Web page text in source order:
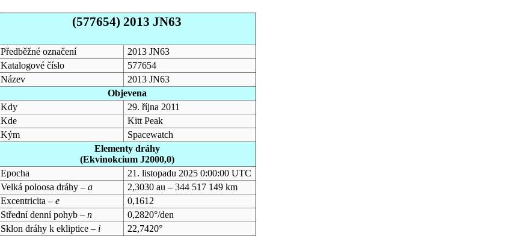
(577654) 2013 JN63
Předběžné označení
2013 JN63
Katalogové číslo
577654
Název
2013 JN63
Objevena
Kdy
29. října 2011
Kde
Kitt Peak
Kým
Spacewatch
Elementy dráhy
(Ekvinokcium J2000,0)
Epocha
21. listopadu 2025 0:00:00 UTC
Velká poloosa dráhy – a
2,3030 au – 344 517 149 km
Excentricita – e
0,1612
Střední denní pohyb – n
0,2820°/den
Sklon dráhy k ekliptice – i
22,7420°